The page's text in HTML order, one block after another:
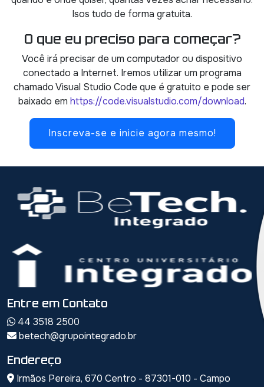
Isos tudo de forma gratuita.
O que eu preciso para começar?
Você irá precisar de um computador ou dispositivo
conectado a Internet. Iremos utilizar um programa
chamado Visual Studio Code que é gratuito e pode ser
baixado em https://code.visualstudio.com/download.
Inscreva-se e inicie agora mesmo!
Entre em Contato
44 3518 2500
betech@grupointegrado.br
Endereço
Irmãos Pereira, 670 Centro - 87301-010 - Campo